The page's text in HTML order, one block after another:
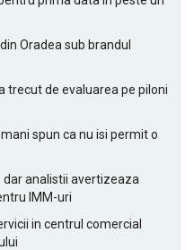
Oradea sub brandul
trecut de evaluarea pe piloni
spun ca nu isi permit o
dar analistii avertizeaza
IMM-uri
in centrul comercial